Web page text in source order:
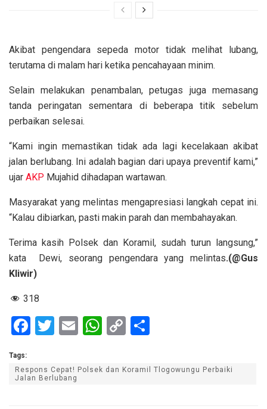
Akibat pengendara sepeda motor tidak melihat lubang,
terutama di malam hari ketika pencahayaan minim.
Selain melakukan penambalan, petugas juga memasang
tanda peringatan sementara di beberapa titik sebelum
perbaikan selesai.
“Kami ingin memastikan tidak ada lagi kecelakaan akibat
jalan berlubang. Ini adalah bagian dari upaya preventif kami,”
ujar AKP Mujahid dihadapan wartawan.
Masyarakat yang melintas mengapresiasi langkah cepat ini.
“Kalau dibiarkan, pasti makin parah dan membahayakan.
Terima kasih Polsek dan Koramil, sudah turun langsung,”
kata Dewi, seorang pengendara yang melintas.(@Gus
Kliwir)
318
F
ce
b
T
tt
er
E
ail
W
at
C
py ar
Tags:
Respons Cepat! Polsek dan Koramil Tlogowungu Perbaiki
Jalan Berlubang